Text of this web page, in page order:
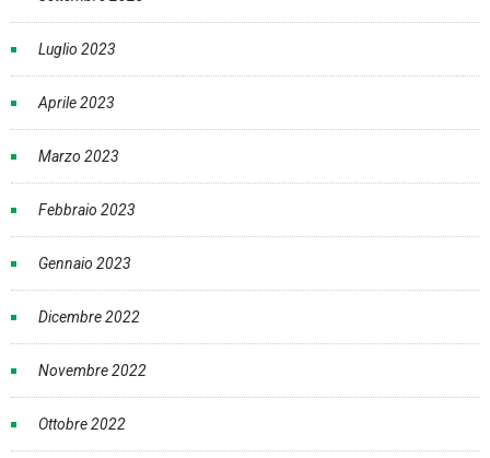
Luglio 2023
Aprile 2023
Marzo 2023
Febbraio 2023
Gennaio 2023
Dicembre 2022
Novembre 2022
Ottobre 2022